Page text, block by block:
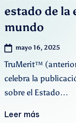
estado de la
mundo
mayo 16, 2025
TruMerit™
celebra la
sobre el Estado…
Leer más